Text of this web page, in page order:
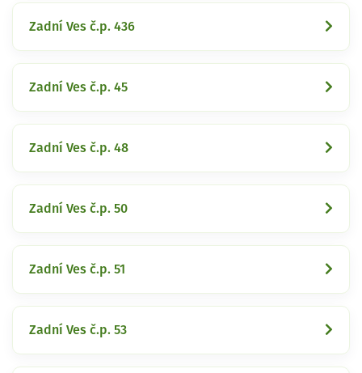
Zadní Ves č.p. 436
Zadní Ves č.p. 45
Zadní Ves č.p. 48
Zadní Ves č.p. 50
Zadní Ves č.p. 51
Zadní Ves č.p. 53